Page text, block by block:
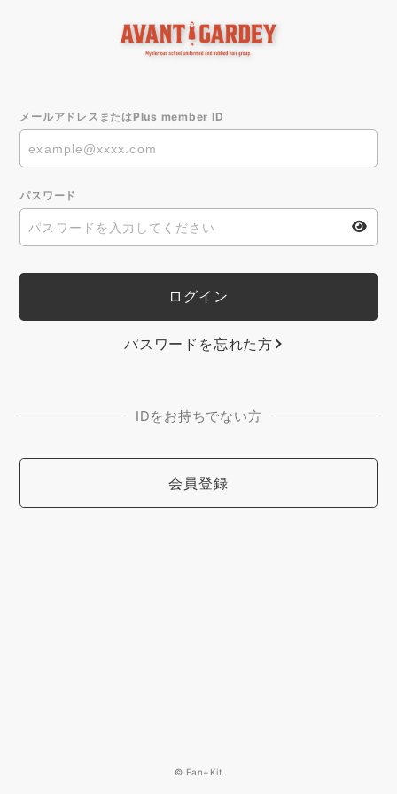
メールアドレスまたはPlus member ID
パスワード
パスワードを忘れた方
IDをお持ちでない方
会員登録
© Fan+Kit